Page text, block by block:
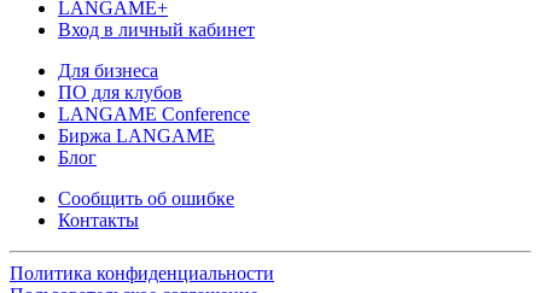
LANGAME+
Вход в личный кабинет
Для бизнеса
ПО для клубов
LANGAME Conference
Биржа LANGAME
Блог
Сообщить об ошибке
Контакты
Политика конфиденциальности